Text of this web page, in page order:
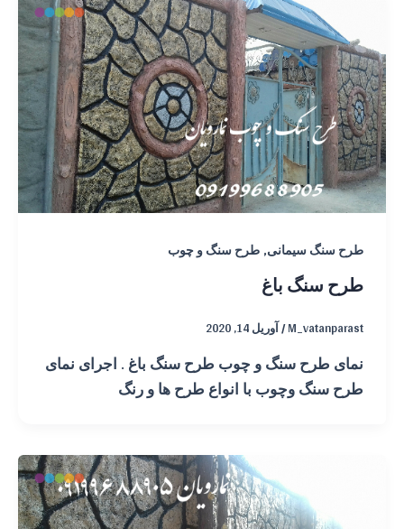
طرح سنگ سیمانی,طرح سنگ و چوب
طرح سنگ باغ
M_vatanparast
/آوریل 14, 2020
نمای طرح سنگ و چوب طرح سنگ باغ . اجرای نمای
طرح سنگ وچوب با انواع طرح ها و رنگ